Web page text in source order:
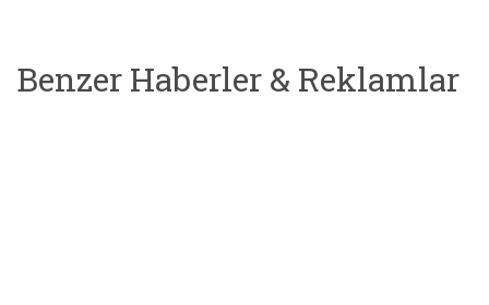
Benzer Haberler & Reklamlar